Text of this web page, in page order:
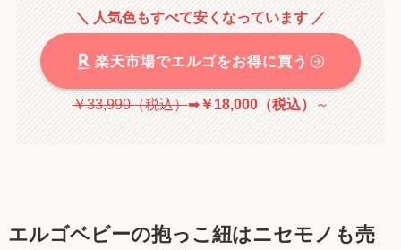
＼ 人気色もすべて安くなっています ／
楽天市場でエルゴをお得に買う
￥33,990（税込）➡￥18,000（税込） ～
エルゴベビーの抱っこ紐はニセモノも売